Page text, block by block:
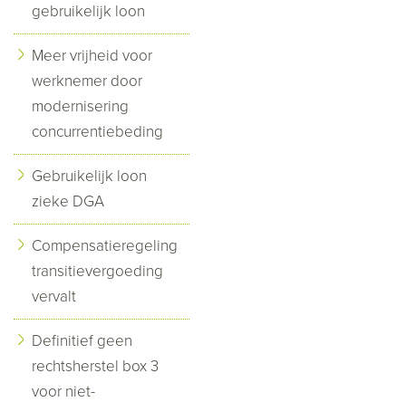
gebruikelijk loon
Meer vrijheid voor
werknemer door
modernisering
concurrentiebeding
Gebruikelijk loon
zieke DGA
Compensatieregeling
transitievergoeding
vervalt
Definitief geen
rechtsherstel box 3
voor niet-